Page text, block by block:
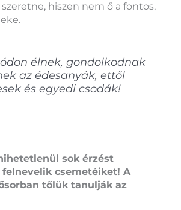
hiszen nem ő a fontos,
élnek, gondolkodnak
az édesanyák, ettől
és egyedi csodák!
sok érzést
csemetéiket! A
tőlük tanulják az